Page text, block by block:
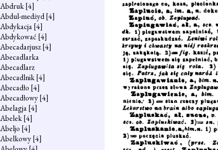
Abdruk[4]
Abdul-medżyd[4]
Abdykacja[4]
Abdykować [4]
Abecadarjusz[4]
Abecadlarka
Abecadlarz
Abecadlnik[4]
Abecadło [4]
Abecadłowy[4]
Abelagja[4]
Abelek[4]
Abeljo [4]
Abelkowy[4]